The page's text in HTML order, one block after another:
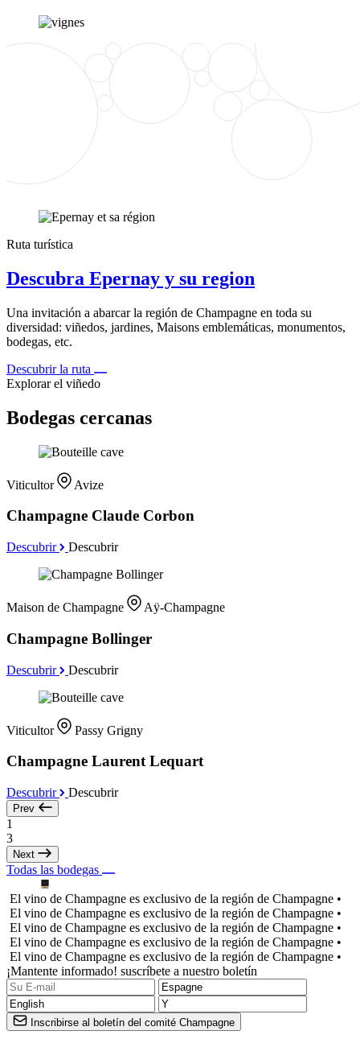
Ruta turística
Descubra Epernay y su region
Una invitación a abarcar la región de Champagne en toda su
diversidad: viñedos, jardines, Maisons emblemáticas, monumentos,
bodegas, etc.
Descubrir la ruta
Explorar el viñedo
Bodegas cercanas
Viticultor Avize
Champagne Claude Corbon
Descubrir Descubrir
Maison de Champagne Aÿ-Champagne
Champagne Bollinger
Descubrir Descubrir
Viticultor Passy Grigny
Champagne Laurent Lequart
Descubrir Descubrir
Prev
1
3
Next
Todas las bodegas
El vino de Champagne es exclusivo de la región de Champagne •
El vino de Champagne es exclusivo de la región de Champagne •
El vino de Champagne es exclusivo de la región de Champagne •
El vino de Champagne es exclusivo de la región de Champagne •
El vino de Champagne es exclusivo de la región de Champagne •
¡Mantente informado! suscríbete a nuestro boletín
Inscribirse al boletín del comité Champagne